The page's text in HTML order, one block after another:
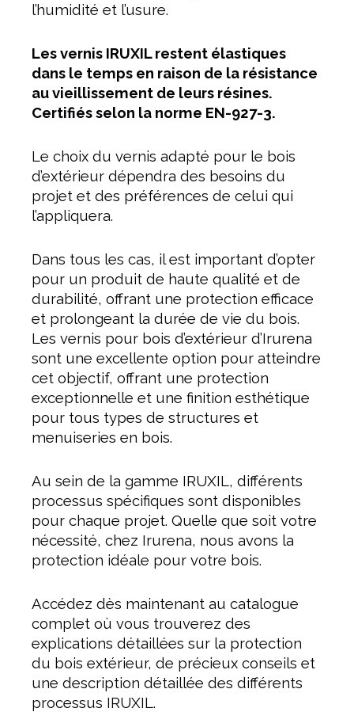
l’humidité et l’usure.
Les vernis IRUXIL restent élastiques
dans le temps en raison de la résistance
au vieillissement de leurs résines.
Certifiés selon la norme EN-927-3.
Le choix du vernis adapté pour le bois
d’extérieur dépendra des besoins du
projet et des préférences de celui qui
l’appliquera.
Dans tous les cas, il est important d’opter
pour un produit de haute qualité et de
durabilité, offrant une protection efficace
et prolongeant la durée de vie du bois.
Les vernis pour bois d’extérieur d’Irurena
sont une excellente option pour atteindre
cet objectif, offrant une protection
exceptionnelle et une finition esthétique
pour tous types de structures et
menuiseries en bois.
Au sein de la gamme IRUXIL, différents
processus spécifiques sont disponibles
pour chaque projet. Quelle que soit votre
nécessité, chez Irurena, nous avons la
protection idéale pour votre bois.
Accédez dès maintenant au catalogue
complet où vous trouverez des
explications détaillées sur la protection
du bois extérieur, de précieux conseils et
une description détaillée des différents
processus IRUXIL.